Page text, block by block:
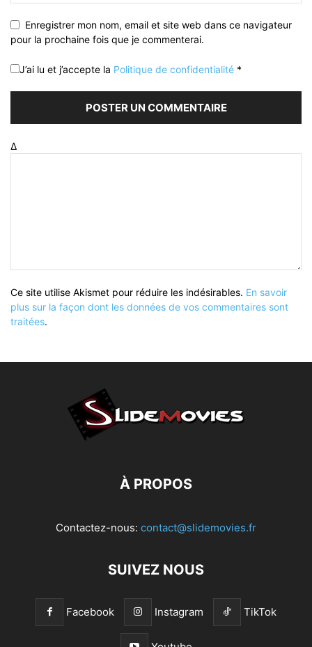
Enregistrer mon nom, email et site web dans ce navigateur
pour la prochaine fois que je commenterai.
J’ai lu et j’accepte la Politique de confidentialité *
Δ
Ce site utilise Akismet pour réduire les indésirables. En savoir
plus sur la façon dont les données de vos commentaires sont
traitées.
À PROPOS
Contactez-nous: contact@slidemovies.fr
SUIVEZ NOUS
Facebook Instagram TikTok